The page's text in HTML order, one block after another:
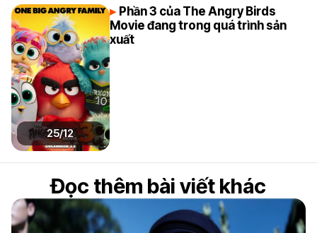
25/12
Phần 3 của The Angry Birds
Movie đang trong quá trình sản
xuất
Đọc thêm bài viết khác